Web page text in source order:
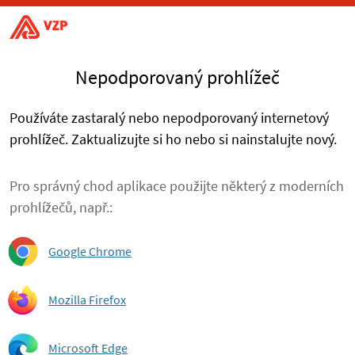
Nepodporovaný prohlížeč
Používáte zastaralý nebo nepodporovaný internetový
prohlížeč. Zaktualizujte si ho nebo si nainstalujte nový.
Pro správný chod aplikace použijte některý z moderních
prohlížečů, např.:
Google Chrome
Mozilla Firefox
Microsoft Edge